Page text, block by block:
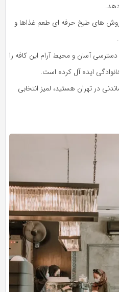
روش‌ های طبخ حرفه‌ ای طعم غذاها و
آسان و محیط آرام این کافه را
ایده‌ آل کرده است.
در تهران هستید، لمیز انتخابی